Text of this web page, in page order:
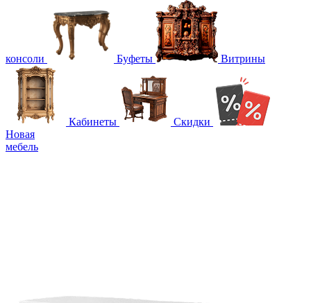
консоли Буфеты Витрины
Кабинеты
Скидки
Новая
мебель